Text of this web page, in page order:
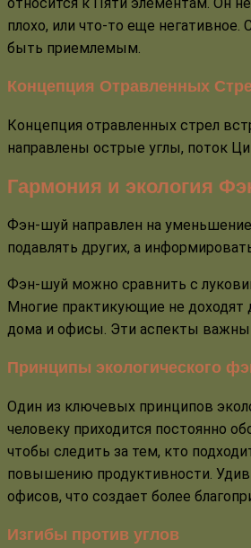
плохо, или что-то еще
быть приемлемым.
Концепция Отравленных
Концепция отравленных стрел
направлены острые углы, поток
Гармония и экология
Фэн-шуй направлен на уменьшение
подавлять других, а
Фэн-шуй можно сравнить с
Многие практикующие не доходят
дома и офисы. Эти аспекты важны
Принципы экологического
Один из ключевых принципов
человеку приходится постоянно
чтобы следить за тем, кто
повышению продуктивности.
офисов, что создает более
Изгибы против углов